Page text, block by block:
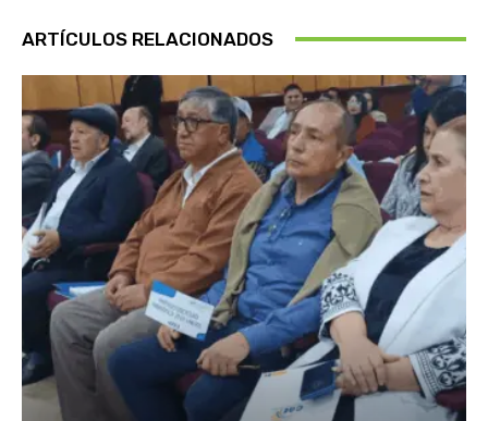
ARTÍCULOS RELACIONADOS